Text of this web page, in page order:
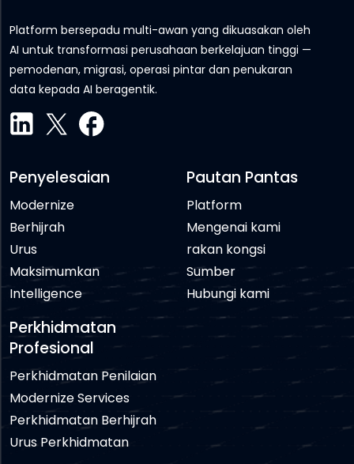
Platform bersepadu multi-awan yang dikuasakan oleh
AI untuk transformasi perusahaan berkelajuan tinggi —
pemodenan, migrasi, operasi pintar dan penukaran
data kepada AI beragentik.
Penyelesaian
Modernize
Berhijrah
Urus
Maksimumkan
Intelligence
Perkhidmatan
Profesional
Perkhidmatan Penilaian
Modernize Services
Perkhidmatan Berhijrah
Urus Perkhidmatan
Pautan Pantas
Platform
Mengenai kami
rakan kongsi
Sumber
Hubungi kami